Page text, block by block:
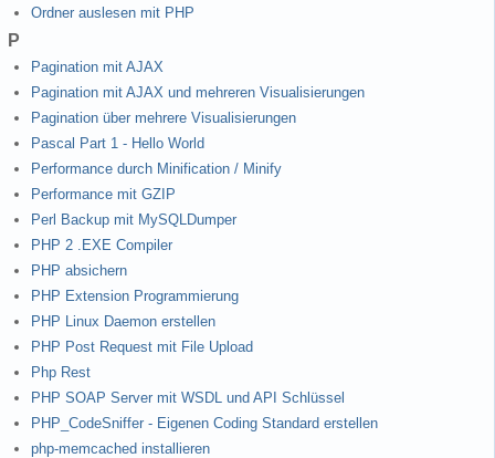
Ordner auslesen mit PHP
P
Pagination mit AJAX
Pagination mit AJAX und mehreren Visualisierungen
Pagination über mehrere Visualisierungen
Pascal Part 1 - Hello World
Performance durch Minification / Minify
Performance mit GZIP
Perl Backup mit MySQLDumper
PHP 2 .EXE Compiler
PHP absichern
PHP Extension Programmierung
PHP Linux Daemon erstellen
PHP Post Request mit File Upload
Php Rest
PHP SOAP Server mit WSDL und API Schlüssel
PHP_CodeSniffer - Eigenen Coding Standard erstellen
php-memcached installieren